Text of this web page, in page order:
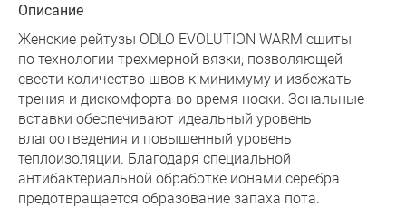
Описание
Женские рейтузы ODLO EVOLUTION WARM сшиты
по технологии трехмерной вязки, позволяющей
свести количество швов к минимуму и избежать
трения и дискомфорта во время носки. Зональные
вставки обеспечивают идеальный уровень
влагоотведения и повышенный уровень
теплоизоляции. Благодаря специальной
антибактериальной обработке ионами серебра
предотвращается образование запаха пота.